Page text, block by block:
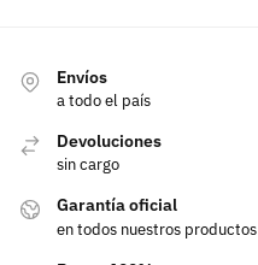
Envíos
a todo el país
Devoluciones
sin cargo
Garantía oficial
en todos nuestros productos